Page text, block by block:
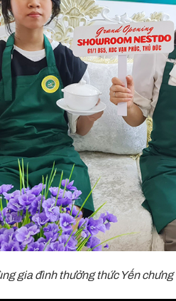
gia đình thưởng thức Yến